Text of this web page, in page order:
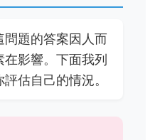
題的答案因人而
影響。下面我列
估自己的情況。